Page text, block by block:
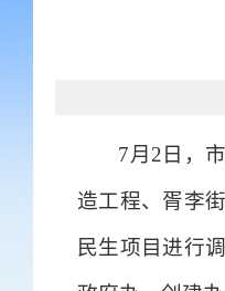
7月2日，
造工程、胥李
民生项目进行